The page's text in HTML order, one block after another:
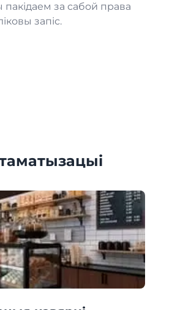
пакідаем за сабой права
запіс.